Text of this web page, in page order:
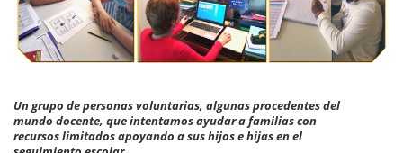
Un grupo de personas voluntarias, algunas procedentes del
mundo docente, que intentamos ayudar a familias con
recursos limitados apoyando a sus hijos e hijas en el